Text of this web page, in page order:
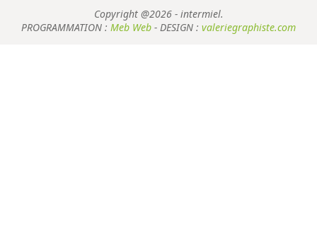
Copyright @2026 - intermiel.
PROGRAMMATION : Meb Web - DESIGN : valeriegraphiste.com